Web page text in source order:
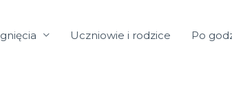
Uczniowie i rodzice Po